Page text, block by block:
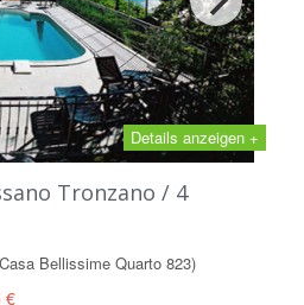
Details anzeigen +
Tronzano / 4
Bellissime Quarto 823)
€